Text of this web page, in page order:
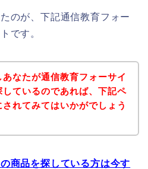
のが、下記通信教育フォー
です。
なたが通信教育フォーサイ
しているのであれば、下記ペ
れてみてはいかがでしょう
商品を探している方は今す